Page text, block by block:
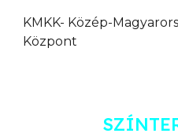
KMKK- Közép-
Központ